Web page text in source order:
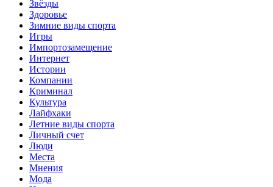
Звёзды
Здоровье
Зимние виды спорта
Игры
Импортозамещение
Интернет
Истории
Компании
Криминал
Культура
Лайфхаки
Летние виды спорта
Личный счет
Люди
Места
Мнения
Мода